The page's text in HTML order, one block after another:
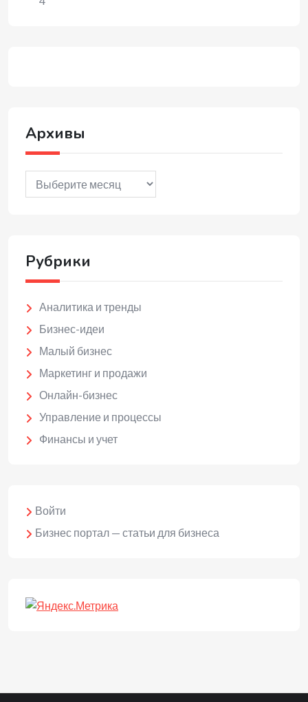
Архивы
Архивы
Рубрики
Аналитика и тренды
Бизнес-идеи
Малый бизнес
Маркетинг и продажи
Онлайн-бизнес
Управление и процессы
Финансы и учет
Войти
Бизнес портал — статьи для бизнеса